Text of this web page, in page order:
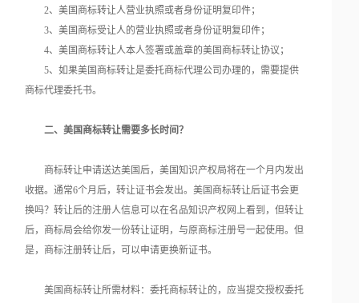
2、美国商标转让人营业执照或者身份证明复印件；
3、美国商标受让人的营业执照或者身份证明复印件；
4、美国商标转让人本人签署或盖章的美国商标转让协议；
5、如果美国商标转让是委托商标代理公司办理的，需要提供
商标代理委托书。
二、美国商标转让需要多长时间？
商标转让申请送达美国后，美国知识产权局将在一个月内发出
收据。通常6个月后，转让证书会发出。美国商标转让后证书会更
换吗？转让后的注册人信息可以在名品知识产权网上看到，但转让
后，商标局会给你发一份转让证明，与原商标注册号一起使用。但
是，商标注册转让后，可以申请更换新证书。
美国商标转让所需材料：委托商标转让的，应当提交授权委托